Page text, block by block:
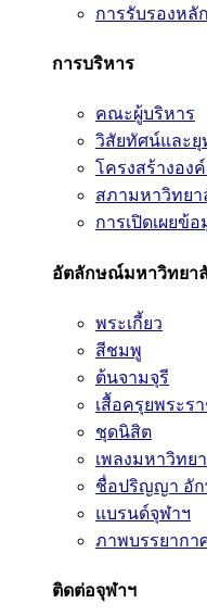
การรับรองหลั
การบริหาร
คณะผู้บริหาร
วิสัยทัศน์และยุ
โครงสร้างอง
สภามหาวิทยา
การเปิดเผยข้
อัตลักษณ์มหาวิทยา
พระเกี้ยว
สีชมพู
ต้นจามจุรี
เสื้อครุยพระร
ชุดนิสิต
เพลงมหาวิทย
ชื่อปริญญา อั
แบรนด์จุฬาฯ
ภาพบรรยากา
ติดต่อจุฬาฯ